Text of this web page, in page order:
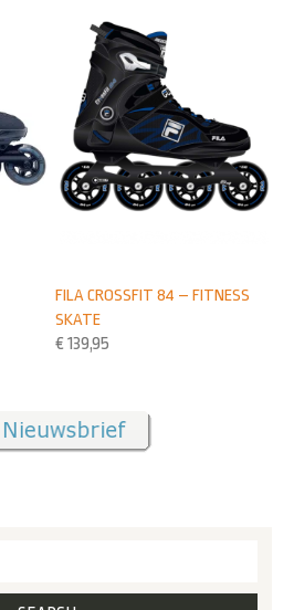
FILA CROSSFIT 84 – FITNESS
SKATE
€ 139,95